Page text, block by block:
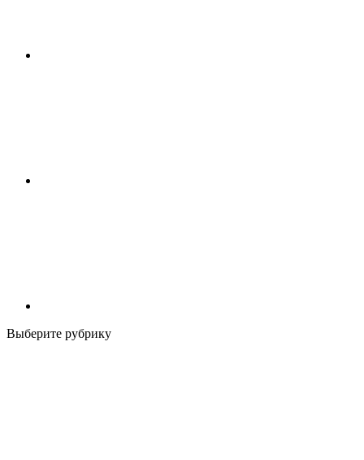
Выберите рубрику